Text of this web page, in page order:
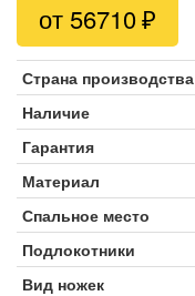
от 56710
Страна производства
Наличие
Гарантия
Материал
Спальное место
Подлокотники
Вид ножек